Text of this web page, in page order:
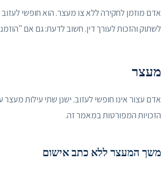
אדם מוזמן לחקירה ללא צו מעצר. הוא חופשי
לשתוק והזכות לעורך דין. חשוב לדעת: גם אם
מעצר
אדם עצור אינו חופשי לעזוב. ישנן שתי עילות
הזכויות המפורטות במאמר זה.
משך המעצר ללא כתב אישום